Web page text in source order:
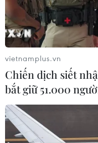
vietnamplus.vn
Chiến dịch siết
bắt giữ 51.000